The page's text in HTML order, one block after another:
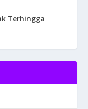
Terhingga